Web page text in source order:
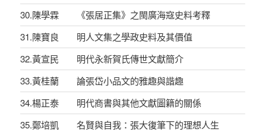
30.陳學霖 《張居正集》之閩廣海寇史料考釋
31.陳寶良 明人文集之學政史料及其價值
32.黃宣民 明代永新賀氏傳世文獻簡介
33.黃桂蘭 論張岱小品文的雅趣與諧趣
34.楊正泰 明代商書與其他文獻圖籍的關係
35.鄭培凱 名賢與自我：張大復筆下的理想人生